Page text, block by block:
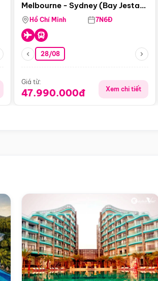
Melbourne - Sydney (Bay Jestar
Airways)
Hồ Chí Minh 7N6Đ
28/08
Giá từ:
47.990.000đ Xem chi tiết